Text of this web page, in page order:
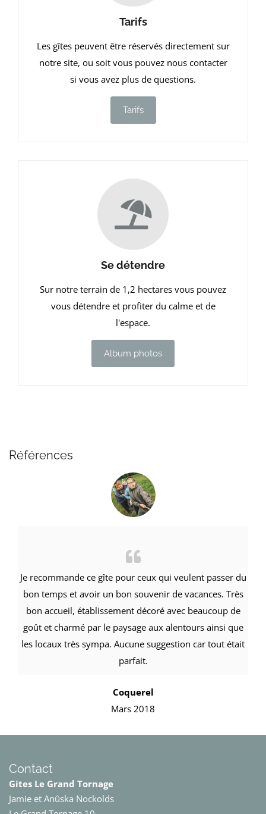
Tarifs
Les gîtes peuvent être réservés directement sur
notre site, ou soit vous pouvez nous contacter
si vous avez plus de questions.
Tarifs
Se détendre
Sur notre terrain de 1,2 hectares vous pouvez
vous détendre et profiter du calme et de
l'espace.
Album photos
Références
Je recommande ce gîte pour ceux qui veulent passer du
bon temps et avoir un bon souvenir de vacances. Très
bon accueil, établissement décoré avec beaucoup de
goût et charmé par le paysage aux alentours ainsi que
les locaux très sympa. Aucune suggestion car tout était
parfait.
Coquerel
Mars 2018
Contact
Gites Le Grand Tornage
Jamie et Anûska Nockolds